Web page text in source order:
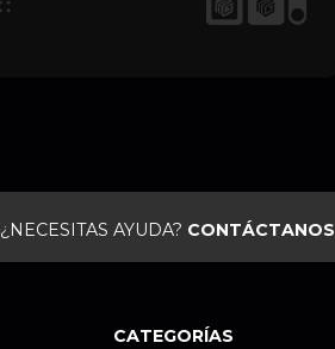
¿NECESITAS AYUDA? CONTÁCTANOS
CATEGORÍAS